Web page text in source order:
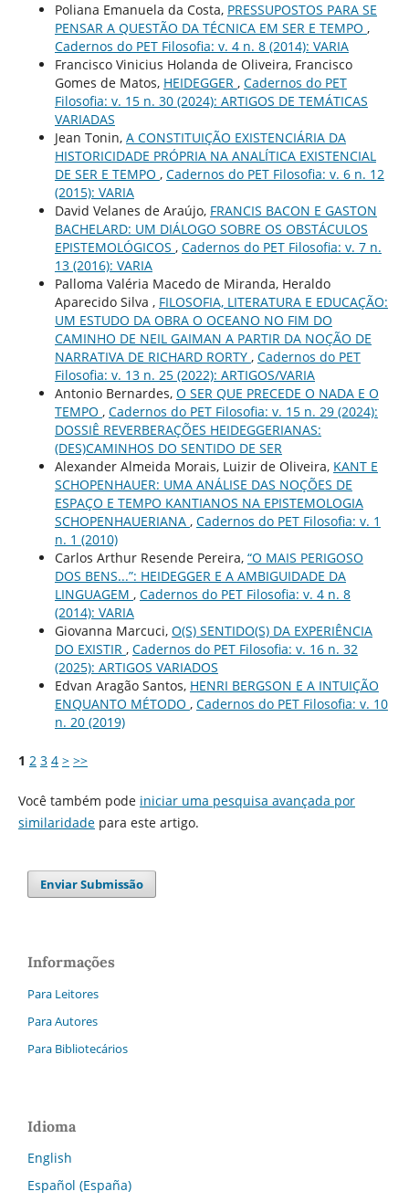
Poliana Emanuela da Costa, PRESSUPOSTOS PARA SE
PENSAR A QUESTÃO DA TÉCNICA EM SER E TEMPO ,
Cadernos do PET Filosofia: v. 4 n. 8 (2014): VARIA
Francisco Vinicius Holanda de Oliveira, Francisco
Gomes de Matos, HEIDEGGER , Cadernos do PET
Filosofia: v. 15 n. 30 (2024): ARTIGOS DE TEMÁTICAS
VARIADAS
Jean Tonin, A CONSTITUIÇÃO EXISTENCIÁRIA DA
HISTORICIDADE PRÓPRIA NA ANALÍTICA EXISTENCIAL
DE SER E TEMPO , Cadernos do PET Filosofia: v. 6 n. 12
(2015): VARIA
David Velanes de Araújo, FRANCIS BACON E GASTON
BACHELARD: UM DIÁLOGO SOBRE OS OBSTÁCULOS
EPISTEMOLÓGICOS , Cadernos do PET Filosofia: v. 7 n.
13 (2016): VARIA
Palloma Valéria Macedo de Miranda, Heraldo
Aparecido Silva , FILOSOFIA, LITERATURA E EDUCAÇÃO:
UM ESTUDO DA OBRA O OCEANO NO FIM DO
CAMINHO DE NEIL GAIMAN A PARTIR DA NOÇÃO DE
NARRATIVA DE RICHARD RORTY , Cadernos do PET
Filosofia: v. 13 n. 25 (2022): ARTIGOS/VARIA
Antonio Bernardes, O SER QUE PRECEDE O NADA E O
TEMPO , Cadernos do PET Filosofia: v. 15 n. 29 (2024):
DOSSIÊ REVERBERAÇÕES HEIDEGGERIANAS:
(DES)CAMINHOS DO SENTIDO DE SER
Alexander Almeida Morais, Luizir de Oliveira, KANT E
SCHOPENHAUER: UMA ANÁLISE DAS NOÇÕES DE
ESPAÇO E TEMPO KANTIANOS NA EPISTEMOLOGIA
SCHOPENHAUERIANA , Cadernos do PET Filosofia: v. 1
n. 1 (2010)
Carlos Arthur Resende Pereira, “O MAIS PERIGOSO
DOS BENS...”: HEIDEGGER E A AMBIGUIDADE DA
LINGUAGEM , Cadernos do PET Filosofia: v. 4 n. 8
(2014): VARIA
Giovanna Marcuci, O(S) SENTIDO(S) DA EXPERIÊNCIA
DO EXISTIR , Cadernos do PET Filosofia: v. 16 n. 32
(2025): ARTIGOS VARIADOS
Edvan Aragão Santos, HENRI BERGSON E A INTUIÇÃO
ENQUANTO MÉTODO , Cadernos do PET Filosofia: v. 10
n. 20 (2019)
1 2 3 4 > >>
Você também pode iniciar uma pesquisa avançada por
similaridadepara este artigo.
Enviar Submissão
Informações
Para Leitores
Para Autores
Para Bibliotecários
Idioma
English
Español (España)